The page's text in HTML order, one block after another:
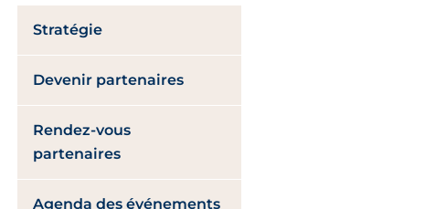
Stratégie
Devenir partenaires
Rendez-vous
partenaires
Agenda des événements